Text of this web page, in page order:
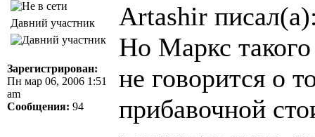
Давний участник
Зарегистрирован:
Пн мар 06, 2006 1:51
am
Сообщения: 94
Artashir
Но Маркс
не говорится о
прибавочной